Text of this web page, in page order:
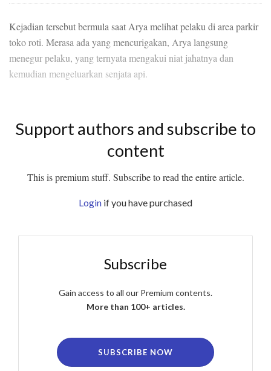
Kejadian tersebut bermula saat Arya melihat pelaku di area parkir
toko roti. Merasa ada yang mencurigakan, Arya langsung
menegur pelaku, yang ternyata mengakui niat jahatnya dan
kemudian mengeluarkan senjata api.
Support authors and subscribe to
content
This is premium stuff. Subscribe to read the entire article.
Login if you have purchased
Subscribe
Gain access to all our Premium contents.
More than 100+ articles.
SUBSCRIBE NOW